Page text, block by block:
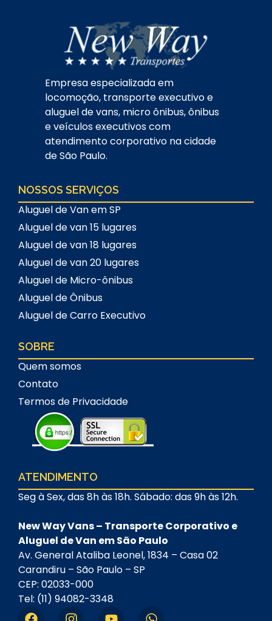
Empresa especializada em
locomoção, transporte executivo e
aluguel de vans, micro ônibus, ônibus
e veículos executivos com
atendimento corporativo na cidade
de São Paulo.
NOSSOS SERVIÇOS
Aluguel de Van em SP
Aluguel de van 15 lugares
Aluguel de van 18 lugares
Aluguel de van 20 lugares
Aluguel de Micro-ônibus
Aluguel de Ônibus
Aluguel de Carro Executivo
SOBRE
Quem somos
Contato
Termos de Privacidade
ATENDIMENTO
Seg à Sex, das 8h às 18h. Sábado: das 9h às 12h.
New Way Vans – Transporte Corporativo e
Aluguel de Van em São Paulo
Av. General Ataliba Leonel, 1834 – Casa 02
Carandiru – São Paulo – SP
CEP: 02033-000
Tel: (11) 94082-3348